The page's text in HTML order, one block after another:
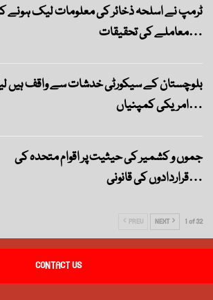
ٹرمپ نے اسلحہ ذخائر کی معلومات لیک ہونے
معاملے کی تحقیقات…
بلوچستان کے سیکورٹی خدشات سے واقف ہیں
امریکی کمپنیاں…
جموں و کشمیر کی حیثیت پر اقوام متحدہ کی
قراردادوں کی قانونی…
PREV NEXT 1 of 32
CONTACT US